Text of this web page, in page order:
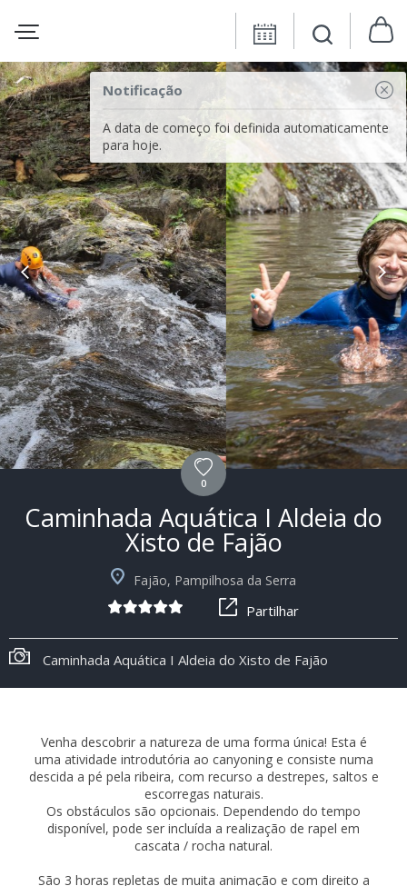
Notificação
A data de começo foi definida automaticamente
para hoje.
0
Caminhada Aquática I Aldeia do
Xisto de Fajão
Fajão, Pampilhosa da Serra
Partilhar
Caminhada Aquática I Aldeia do Xisto de Fajão
Venha descobrir a natureza de uma forma única! Esta é
uma atividade introdutória ao canyoning e consiste numa
descida a pé pela ribeira, com recurso a destrepes, saltos e
escorregas naturais.
Os obstáculos são opcionais. Dependendo do tempo
disponível, pode ser incluída a realização de rapel em
cascata / rocha natural.
São 3 horas repletas de muita animação e com direito a